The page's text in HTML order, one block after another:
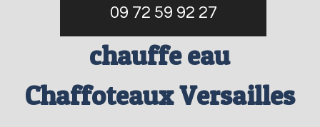
09 72 59 92 27
chauffe eau
Chaffoteaux Versailles